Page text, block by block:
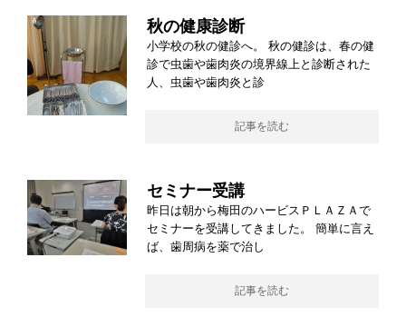
秋の健康診断
小学校の秋の健診へ。 秋の健診は、春の健
診で虫歯や歯肉炎の境界線上と診断された
人、虫歯や歯肉炎と診
記事を読む
セミナー受講
昨日は朝から梅田のハービスＰＬＡＺＡで
セミナーを受講してきました。 簡単に言え
ば、歯周病を薬で治し
記事を読む